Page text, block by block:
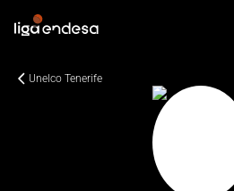
Unelco Tenerife